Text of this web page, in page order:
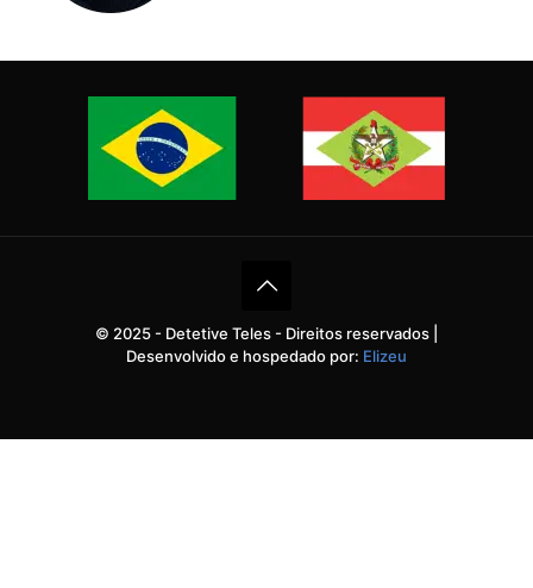
© 2025 - Detetive Teles - Direitos reservados |
Desenvolvido e hospedado por: Elizeu